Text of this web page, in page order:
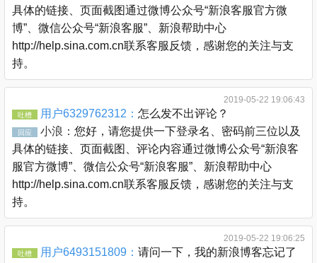
具体的链接、页面截图通过微博公众号“新浪客服官方微
博”、微信公众号“新浪客服”、新浪帮助中心
http://help.sina.com.cn联系客服反馈，感谢您的关注与支
持。
2019-05-22 19:06:43
吐槽 用户6329762312： 怎么发不出评论？
回应 小浪： 您好，请您提供一下登录名、密码前三位以及
具体的链接、页面截图、评论内容通过微博公众号“新浪客
服官方微博”、微信公众号“新浪客服”、新浪帮助中心
http://help.sina.com.cn联系客服反馈，感谢您的关注与支
持。
2019-05-22 19:06:25
吐槽 用户6493151809： 请问一下，我的新浪博客忘记了